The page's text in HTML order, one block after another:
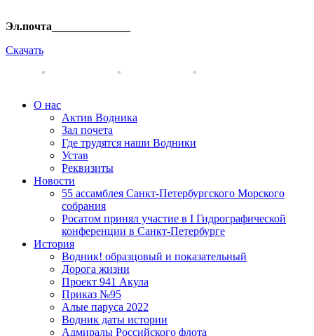
Эл.почта______________
Скачать
О нас
Актив Водника
Зал почета
Где трудятся наши Водники
Устав
Реквизиты
Новости
55 ассамблея Санкт-Петербургского Морского
собрания
Росатом принял участие в I Гидрографической
конференции в Санкт-Петербурге
История
Водник! образцовый и показательный
Дорога жизни
Проект 941 Акула
Приказ №95
Алые паруса 2022
Водник даты истории
Адмиралы Российского флота